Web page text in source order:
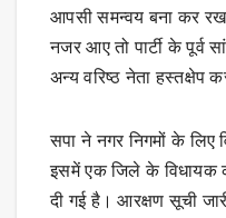
आपसी समन्वय बना कर
नजर आए तो पार्टी के पूर्व
अन्य वरिष्ठ नेता हस्तक्षेप
सपा ने नगर निगमों के लिए
इसमें एक जिले के विधायक
दी गई है। आरक्षण सूची